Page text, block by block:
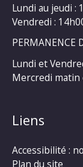
Lundi au jeudi :
Vendredi :
PERMANENCE
Lundi et
Mercredi matin
Liens
Accessibilité :
Plan du site